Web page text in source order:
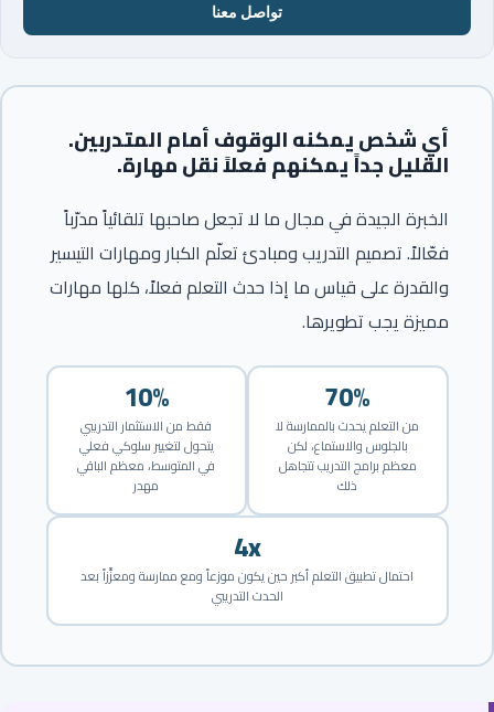
تواصل معنا
أي شخص يمكنه الوقوف أمام المتدربين.
القليل جداً يمكنهم فعلاً نقل مهارة.
الخبرة الجيدة في مجال ما لا تجعل صاحبها تلقائياً مدرّباً
فعّالاً. تصميم التدريب ومبادئ تعلّم الكبار ومهارات التيسير
والقدرة على قياس ما إذا حدث التعلم فعلاً، كلها مهارات
مميزة يجب تطويرها.
10%
فقط من الاستثمار التدريبي
يتحول لتغيير سلوكي فعلي
في المتوسط، معظم الباقي
مهدر
70%
من التعلم يحدث بالممارسة لا
بالجلوس والاستماع، لكن
معظم برامج التدريب تتجاهل
ذلك
4x
احتمال تطبيق التعلم أكبر حين يكون موزعاً ومع ممارسة ومعزَّزاً بعد
الحدث التدريبي